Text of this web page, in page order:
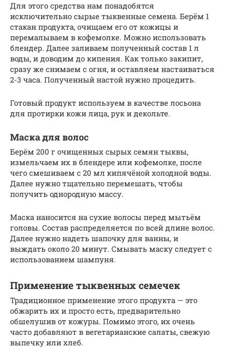
Для этого средства нам понадобятся
исключительно сырые тыквенные семена. Берём 1
стакан продукта, очищаем его от кожицы и
перемалываем в кофемолке. Можно использовать
блендер. Далее заливаем полученный состав 1 л
воды, и доводим до кипения. Как только закипит,
сразу же снимаем с огня, и оставляем настаиваться
2-3 часа. Полученный настой нужно процедить.
Готовый продукт используем в качестве лосьона
для протирки кожи лица, рук и декольте.
Маска для волос
Берём 200 г очищенных сырых семян тыквы,
измельчаем их в блендере или кофемолке, после
чего смешиваем с 20 мл кипячёной холодной воды.
Далее нужно тщательно перемешать, чтобы
получить однородную массу.
Маска наносится на сухие волосы перед мытьём
головы. Состав распределяется по всей длине волос.
Далее нужно надеть шапочку для ванны, и
выждать около 20 минут. Смывать маску следует с
использованием шампуня.
Применение тыквенных семечек
Традиционное применение этого продукта — это
обжарить их и просто есть, предварительно
обшелушив от кожуры. Помимо этого, их очень
часто добавляют в вегетарианские салаты, свежую
выпечку или хлеб.